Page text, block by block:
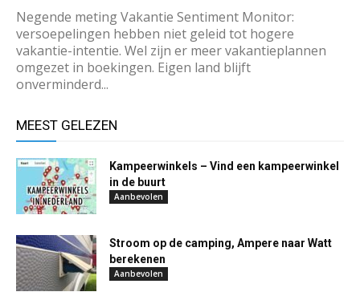
Negende meting Vakantie Sentiment Monitor:
versoepelingen hebben niet geleid tot hogere
vakantie-intentie. Wel zijn er meer vakantieplannen
omgezet in boekingen. Eigen land blijft
onverminderd...
MEEST GELEZEN
Kampeerwinkels – Vind een kampeerwinkel
in de buurt
Aanbevolen
Stroom op de camping, Ampere naar Watt
berekenen
Aanbevolen